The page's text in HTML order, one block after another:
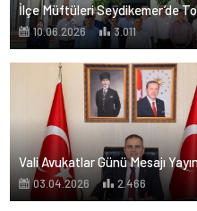
İlçe Müftüleri Seydikemer’de
10.06.2026 3.011
Vali Avukatlar Günü Mesajı
03.04.2026 2.466